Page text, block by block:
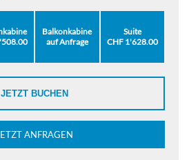
Balkonkabine
auf Anfrage
Suite
CHF 1'628.00
JETZT BUCHEN
ANFRAGEN